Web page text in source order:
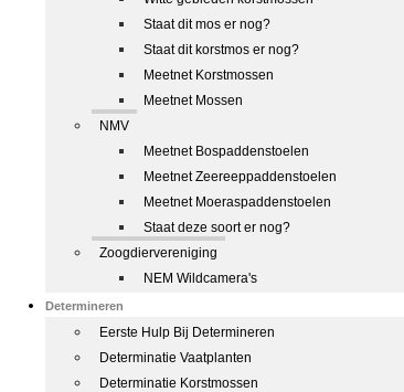
Staat dit mos er nog?
Staat dit korstmos er nog?
Meetnet Korstmossen
Meetnet Mossen
NMV
Meetnet Bospaddenstoelen
Meetnet Zeereeppaddenstoelen
Meetnet Moeraspaddenstoelen
Staat deze soort er nog?
Zoogdiervereniging
NEM Wildcamera's
Determineren
Eerste Hulp Bij Determineren
Determinatie Vaatplanten
Determinatie Korstmossen